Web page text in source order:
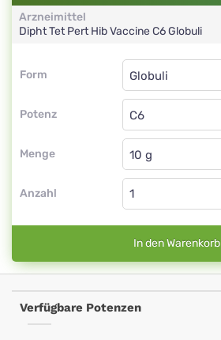
Arzneimittel
Dipht Tet Pert Hib VaccineC6Globuli
Form
Form
Potenz
Globuli
C6
Menge
Globuli
Anzahl
In den Warenkorb
Verfügbare Potenzen